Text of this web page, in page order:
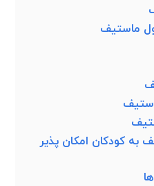
ماستیف
کودکان امکان پذیر